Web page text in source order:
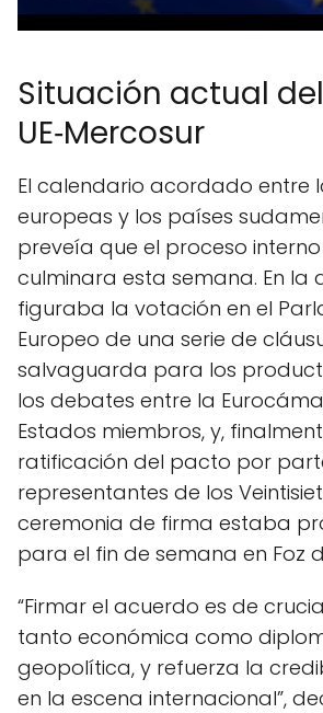
Situación actual
UE‑Mercosur
El calendario acordado entre
europeas y los países
preveía que el proceso interno
culminara esta semana. En la
figuraba la votación en el
Europeo de una serie de
salvaguarda para los
los debates entre la
Estados miembros, y,
ratificación del pacto por
representantes de los
ceremonia de firma estaba
para el fin de semana en Foz
“Firmar el acuerdo es de
tanto económica como
geopolítica, y refuerza la
en la escena internacional”,